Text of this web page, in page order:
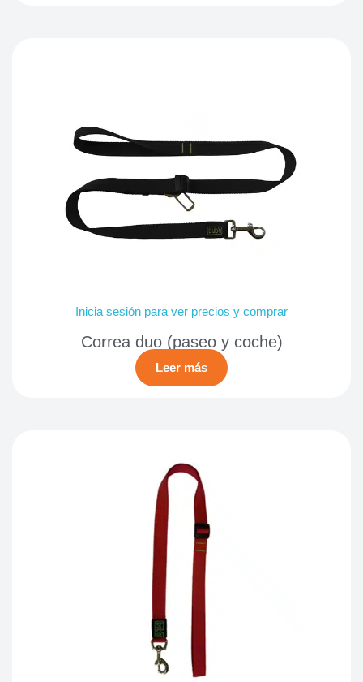
Inicia sesión para ver precios y comprar
Correa duo (paseo y coche)
Leer más